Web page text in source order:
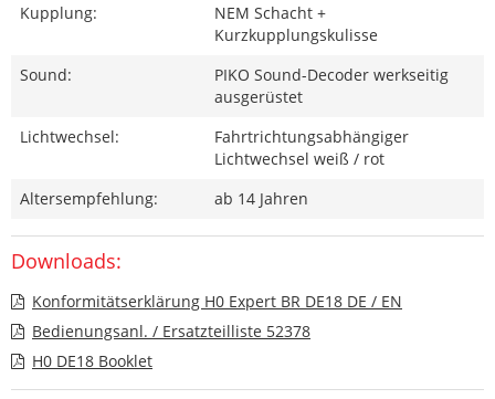
Kupplung:
NEM Schacht +
Kurzkupplungskulisse
Sound:
PIKO Sound-Decoder werkseitig
ausgerüstet
Lichtwechsel:
Fahrtrichtungsabhängiger
Lichtwechsel weiß / rot
Altersempfehlung:
ab 14 Jahren
Downloads:
Konformitätserklärung H0 Expert BR DE18 DE / EN
Bedienungsanl. / Ersatzteilliste 52378
H0 DE18 Booklet